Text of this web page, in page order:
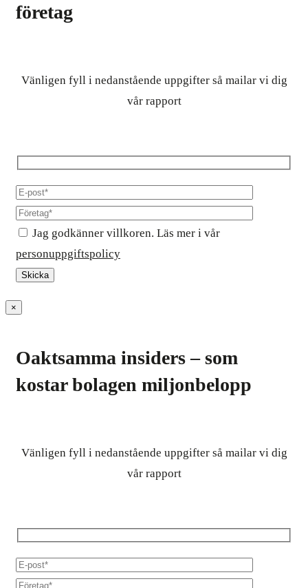
företag
Vänligen fyll i nedanstående uppgifter så mailar vi dig
vår rapport
Jag godkänner villkoren. Läs mer i vår
personuppgiftspolicy
×
Oaktsamma insiders – som
kostar bolagen miljonbelopp
Vänligen fyll i nedanstående uppgifter så mailar vi dig
vår rapport